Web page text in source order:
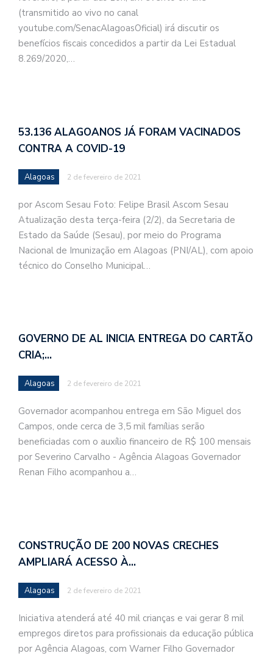
(transmitido ao vivo no canal
youtube.com/SenacAlagoasOficial) irá discutir os
benefícios fiscais concedidos a partir da Lei Estadual
8.269/2020,…
53.136 ALAGOANOS JÁ FORAM VACINADOS
CONTRA A COVID-19
Alagoas 2 de fevereiro de 2021
por Ascom Sesau Foto: Felipe Brasil Ascom Sesau
Atualização desta terça-feira (2/2), da Secretaria de
Estado da Saúde (Sesau), por meio do Programa
Nacional de Imunização em Alagoas (PNI/AL), com apoio
técnico do Conselho Municipal…
GOVERNO DE AL INICIA ENTREGA DO CARTÃO
CRIA;…
Alagoas 2 de fevereiro de 2021
Governador acompanhou entrega em São Miguel dos
Campos, onde cerca de 3,5 mil famílias serão
beneficiadas com o auxílio financeiro de R$ 100 mensais
por Severino Carvalho - Agência Alagoas Governador
Renan Filho acompanhou a…
CONSTRUÇÃO DE 200 NOVAS CRECHES
AMPLIARÁ ACESSO À…
Alagoas 2 de fevereiro de 2021
Iniciativa atenderá até 40 mil crianças e vai gerar 8 mil
empregos diretos para profissionais da educação pública
por Agência Alagoas, com Warner Filho Governador